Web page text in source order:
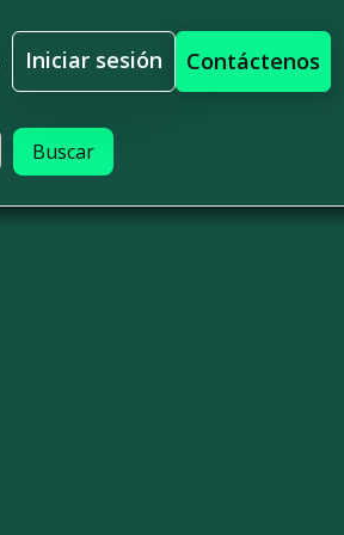
Iniciar sesión
Iniciar sesión
Contáctenos